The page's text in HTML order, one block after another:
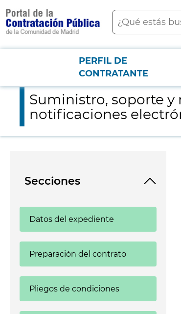
contenido
principal
Buscar
Menú PCON
PERFIL DE
CONTRATANTE
Suministro, soporte y mantenimiento de la
Suministro, soporte
notificaciones
Secciones
Datos del expediente
Preparación del contrato
Pliegos de condiciones